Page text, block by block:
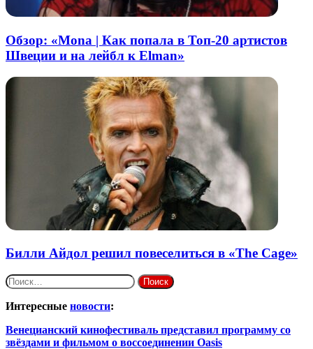
Обзор: «Mona | Как попала в Топ-20 артистов
Швеции и на лейбл к Elman»
Билли Айдол решил повеселиться в «The Cage»
Найти:
Интересные новости:
Венецианский кинофестиваль представил программу со
звёздами и фильмом о воссоединении Oasis